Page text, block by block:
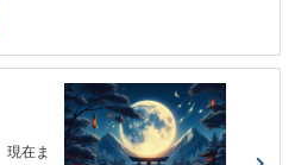
現在ま